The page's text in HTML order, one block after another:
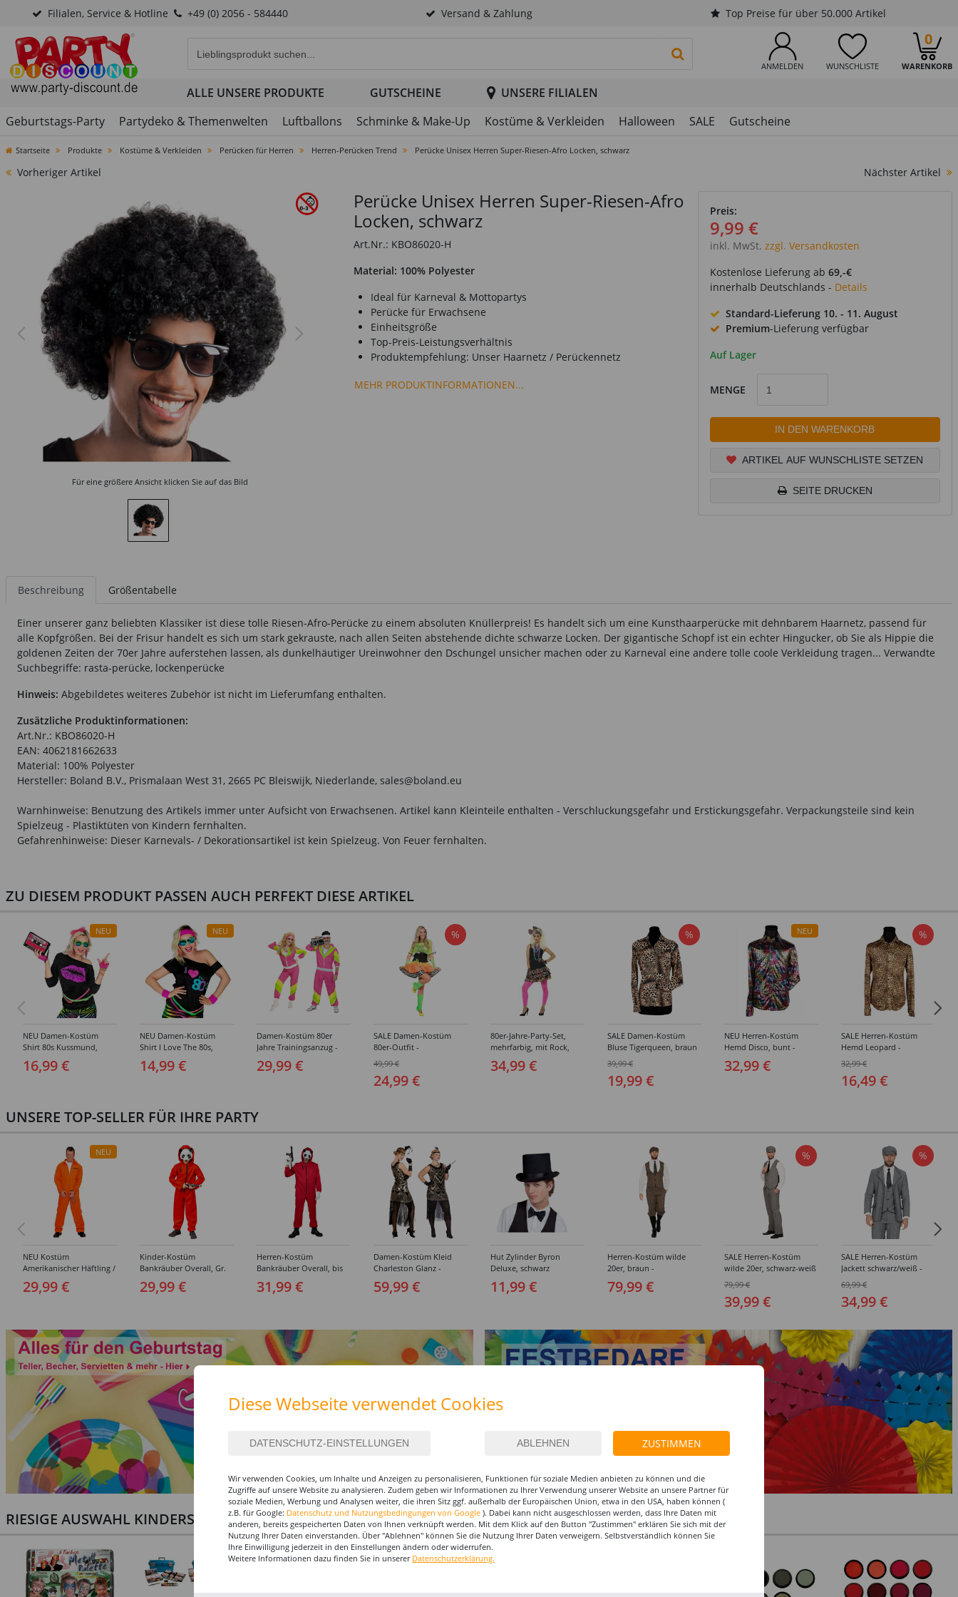
Filialen, Service & Hotline +49 (0) 2056 - 584440 Versand & Zahlung Top Preise für über 50.000 Artikel
ANMELDEN WUNSCHLISTE WARENKORB
0
PRODUKTSUCHE STARTEN
ALLE UNSERE PRODUKTE GUTSCHEINE
UNSERE FILIALEN
Geburtstags-Party
Partydeko & Themenwelten Luftballons Schminke & Make-Up Kostüme & Verkleiden Halloween SALE Gutscheine
Startseite Produkte Kostüme & Verkleiden Perücken für Herren Herren-Perücken Trend Perücke Unisex Herren Super-Riesen-Afro Locken, schwarz
Vorheriger Artikel Nächster Artikel
Für eine größere Ansicht klicken Sie auf das Bild
Perücke Unisex Herren Super-Riesen-Afro
Locken, schwarz
Art.Nr.: KBO86020-H
Material: 100% Polyester
Ideal für Karneval & Mottopartys
Perücke für Erwachsene
Einheitsgröße
Top-Preis-Leistungsverhältnis
Produktempfehlung: Unser Haarnetz / Perückennetz
MEHR PRODUKTINFORMATIONEN...
Preis:
9,99 €
inkl. MwSt. zzgl. Versandkosten
Kostenlose Lieferung ab 69,-€
innerhalb Deutschlands - Details
Standard-Lieferung 10. - 11. August
Premium-Lieferung verfügbar
Auf Lager
MENGE
IN DEN WARENKORB
ARTIKEL AUF WUNSCHLISTE SETZEN
SEITE DRUCKEN
Beschreibung Größentabelle
Einer unserer ganz beliebten Klassiker ist diese tolle Riesen-Afro-Perücke zu einem absoluten Knüllerpreis! Es handelt sich um eine Kunsthaarperücke mit dehnbarem Haarnetz, passend für
alle Kopfgrößen. Bei der Frisur handelt es sich um stark gekrauste, nach allen Seiten abstehende dichte schwarze Locken. Der gigantische Schopf ist ein echter Hingucker, ob Sie als Hippie die
goldenen Zeiten der 70er Jahre auferstehen lassen, als dunkelhäutiger Ureinwohner den Dschungel unsicher machen oder zu Karneval eine andere tolle coole Verkleidung tragen... Verwandte
Suchbegriffe: rasta-perücke, lockenperücke
Hinweis: Abgebildetes weiteres Zubehör ist nicht im Lieferumfang enthalten.
Zusätzliche Produktinformationen:
Art.Nr.: KBO86020-H
EAN: 4062181662633
Material: 100% Polyester
Hersteller: Boland B.V., Prismalaan West 31, 2665 PC Bleiswijk, Niederlande, sales@boland.eu
Warnhinweise: Benutzung des Artikels immer unter Aufsicht von Erwachsenen. Artikel kann Kleinteile enthalten - Verschluckungsgefahr und Erstickungsgefahr. Verpackungsteile sind kein
Spielzeug - Plastiktüten von Kindern fernhalten.
Gefahrenhinweise: Dieser Karnevals- / Dekorationsartikel ist kein Spielzeug. Von Feuer fernhalten.
ZU DIESEM PRODUKT PASSEN AUCH PERFEKT DIESE ARTIKEL
NEU
NEU Damen-Kostüm
Shirt 80s Kussmund,
ärmellos - Verschiedene
Größen (S-XXL)
16,99 €
NEU
NEU Damen-Kostüm
Shirt I Love The 80s,
ärmellos - Verschiedene
Größen (S-XXL)
14,99 €
Damen-Kostüm 80er
Jahre Trainingsanzug -
Verschiedene Größen (S-
XL)
29,99 €
%
SALE Damen-Kostüm
80er-Outfit -
Verschiedene Größen
(34-46)
49,99 €
24,99 €
80er-Jahre-Party-Set,
mehrfarbig, mit Rock,
Kopfschmuck und
Halskette - Verschiedene
34,99 €
%
SALE Damen-Kostüm
Bluse Tigerqueen, braun
- Verschiedene Größen
(XS-XL)
39,99 €
19,99 €
NEU
NEU Herren-Kostüm
Hemd Disco, bunt -
verschiedene Größen (S-
XXXL)
32,99 €
%
SALE Herren-Kostüm
Hemd Leopard -
verschiedene Größen (S-
XXXL)
32,99 €
16,49 €
UNSERE TOP-SELLER FÜR IHRE PARTY
NEU
NEU Kostüm
Amerikanischer Häftling /
Sträfling, Overall, Orange
- verschiedene Größen
29,99 €
Kinder-Kostüm
Bankräuber Overall, Gr.
152-164
29,99 €
Herren-Kostüm
Bankräuber Overall, bis
190 cm
31,99 €
Damen-Kostüm Kleid
Charleston Glanz -
Verschiedene Größen (S-
XXL)
59,99 €
Hut Zylinder Byron
Deluxe, schwarz
11,99 €
Herren-Kostüm wilde
20er, braun -
Verschiedene Größen
(46-64)
79,99 €
%
SALE Herren-Kostüm
wilde 20er, schwarz-weiß
- Verschiedene Größen
(48-64)
79,99 €
39,99 €
%
SALE Herren-Kostüm
Jackett schwarz/weiß -
Verschiedene Größen
(48-64)
69,99 €
34,99 €
RIESIGE AUSWAHL KINDERSCHMINKEN, PROFI-MAKE-UP & ZUBEHÖR
% %
Diese Webseite verwendet Cookies
ZUSTIMMEN
Wir verwenden Cookies, um Inhalte und Anzeigen zu personalisieren, Funktionen für soziale Medien anbieten zu können und die
Zugriffe auf unsere Website zu analysieren. Zudem geben wir Informationen zu Ihrer Verwendung unserer Website an unsere Partner für
soziale Medien, Werbung und Analysen weiter, die ihren Sitz ggf. außerhalb der Europäischen Union, etwa in den USA, haben können (
z.B. für Google: Datenschutz und Nutzungsbedingungen von Google ). Dabei kann nicht ausgeschlossen werden, dass Ihre Daten mit
anderen, bereits gespeicherten Daten von Ihnen verknüpft werden. Mit dem Klick auf den Button "Zustimmen" erklären Sie sich mit der
Nutzung Ihrer Daten einverstanden. Über "Ablehnen" können Sie die Nutzung Ihrer Daten verweigern. Selbstverständlich können Sie
Ihre Einwilligung jederzeit in den Einstellungen ändern oder widerrufen.
Weitere Informationen dazu finden Sie in unserer Datenschutzerklärung.